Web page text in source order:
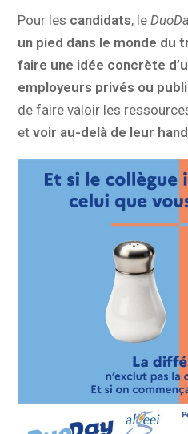
Pour les candidats, le
un pied dans le monde du
faire une idée concrète
employeurs privés ou
de faire valoir les
etvoir au-delà de leur